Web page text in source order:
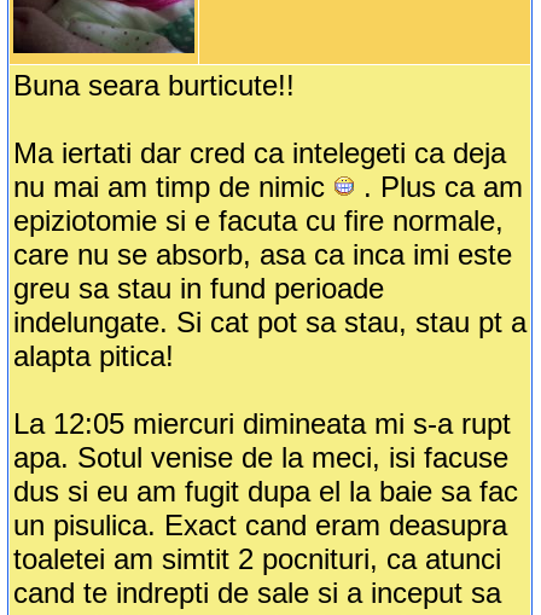
Buna seara burticute!!
Ma iertati dar cred ca intelegeti ca deja
nu mai am timp de nimic
. Plus ca am
epiziotomie si e facuta cu fire normale,
care nu se absorb, asa ca inca imi este
greu sa stau in fund perioade
indelungate. Si cat pot sa stau, stau pt a
alapta pitica!
La 12:05 miercuri dimineata mi s-a rupt
apa. Sotul venise de la meci, isi facuse
dus si eu am fugit dupa el la baie sa fac
un pisulica. Exact cand eram deasupra
toaletei am simtit 2 pocnituri, ca atunci
cand te indrepti de sale si a inceput sa